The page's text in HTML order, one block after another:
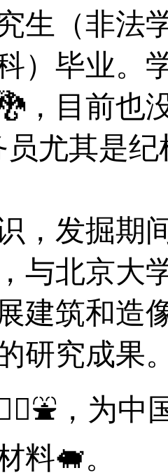
生（非法
）毕业。
，目前也
尤其是
发掘期
与北京大
建筑和造
研究成果
，为中
料🐖。